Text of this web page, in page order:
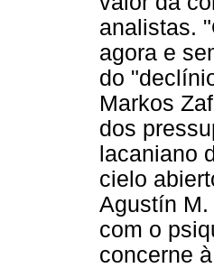
analistas.
agora e
do
Markos
dos
lacaniano
cielo
Agustín
com o
concerne